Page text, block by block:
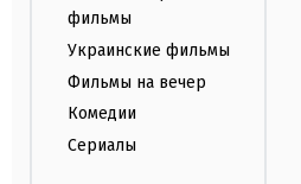
фильмы
Украинские фильмы
Фильмы на вечер
Комедии
Сериалы